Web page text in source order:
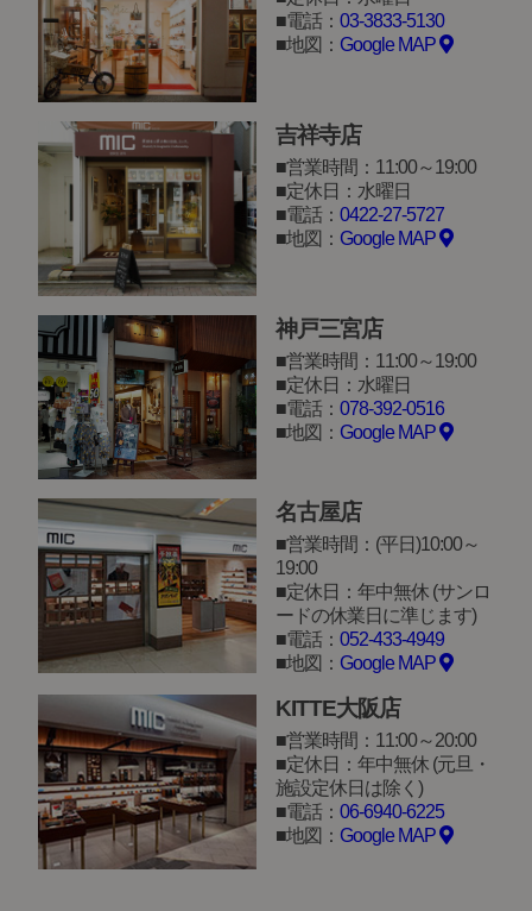
電話： 03-3833-5130
地図： Google MAP
吉祥寺店
営業時間：11:00～19:00
定休日：水曜日
電話： 0422-27-5727
地図： Google MAP
神戸三宮店
営業時間：11:00～19:00
定休日：水曜日
電話： 078-392-0516
地図： Google MAP
名古屋店
営業時間：(平日)10:00～
19:00
定休日：年中無休 (サンロ
ードの休業日に準じます)
電話： 052-433-4949
地図： Google MAP
KITTE大阪店
営業時間：11:00～20:00
定休日：年中無休 (元旦・
施設定休日は除く)
電話： 06-6940-6225
地図： Google MAP